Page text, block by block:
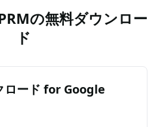
の無料ダウンロー
ド
ロード for Google